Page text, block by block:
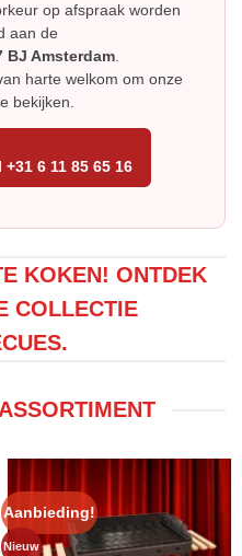
op afspraak worden
aan de
BJ Amsterdam
harte welkom om onze
bekijken.
+31 6 11 85 65 16
KOKEN! ONTDEK
COLLECTIE
Aanbieding!
Nieuw